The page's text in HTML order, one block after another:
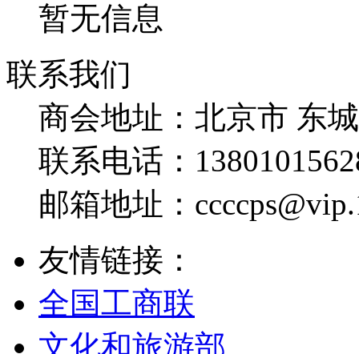
暂无信息
联系我们
商会地址： 北京市 东
联系电话：
邮箱地址：
友情链接：
全国工商联
文化和旅游部